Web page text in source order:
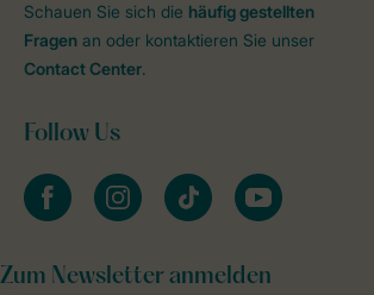
Schauen Sie sich die häufig gestellten
Fragen an oder kontaktieren Sie unser
Contact Center.
Follow Us
facebookinstagramtiktok youtube
Zum Newsletter anmelden